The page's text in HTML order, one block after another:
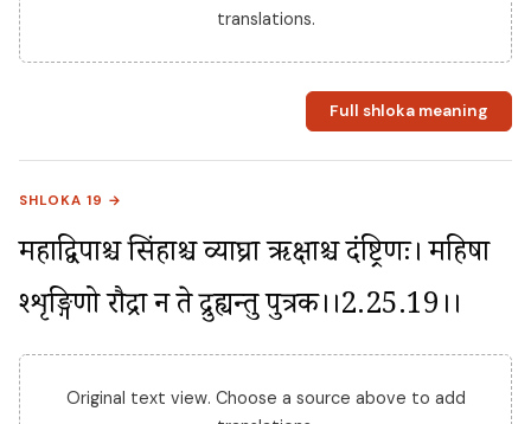
translations.
Full shloka meaning
SHLOKA 19 →
महाद्विपाश्च सिंहाश्च व्याघ्रा ऋक्षाश्च दंष्ट्रिणः। महिषा
श्शृङ्गिणो रौद्रा न ते द्रुह्यन्तु पुत्रक।।2.25.19।।
Original text view. Choose a source above to add